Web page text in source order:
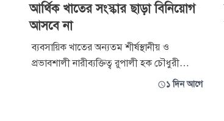
আর্থিক খাতের সংস্কার ছাড়া বিনিয়োগ
আসবে না
ব্যবসায়িক খাতের অন্যতম শীর্ষস্থানীয় ও
প্রভাবশালী নারীব্যক্তিত্ব রুপালী হক চৌধুরী
চতুর্থবারের মতো ফরেন ইনভেস্টরস চেম্বার অব
১ দিন আগে